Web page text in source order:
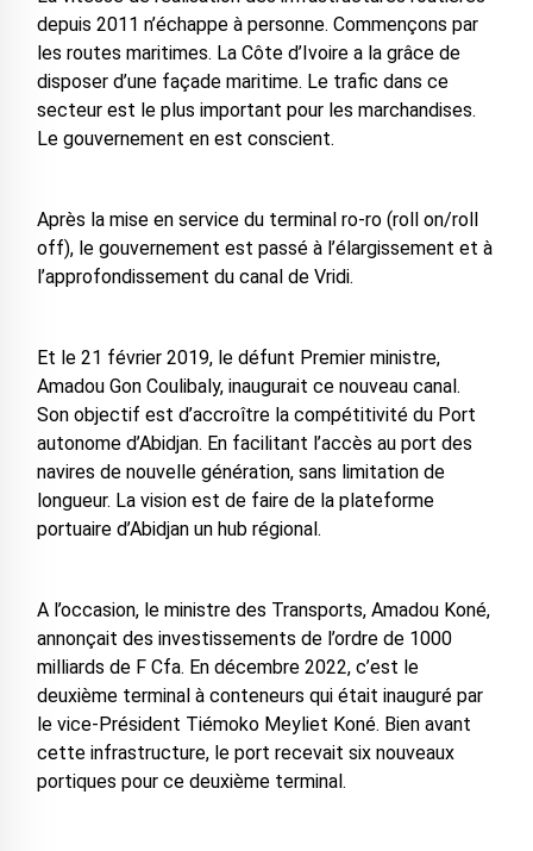
depuis 2011 n’échappe à personne. Commençons par
les routes maritimes. La Côte d’Ivoire a la grâce de
disposer d’une façade maritime. Le trafic dans ce
secteur est le plus important pour les marchandises.
Le gouvernement en est conscient.
Après la mise en service du terminal ro-ro (roll on/roll
off), le gouvernement est passé à l’élargissement et à
l’approfondissement du canal de Vridi.
Et le 21 février 2019, le défunt Premier ministre,
Amadou Gon Coulibaly, inaugurait ce nouveau canal.
Son objectif est d’accroître la compétitivité du Port
autonome d’Abidjan. En facilitant l’accès au port des
navires de nouvelle génération, sans limitation de
longueur. La vision est de faire de la plateforme
portuaire d’Abidjan un hub régional.
A l’occasion, le ministre des Transports, Amadou Koné,
annonçait des investissements de l’ordre de 1000
milliards de F Cfa. En décembre 2022, c’est le
deuxième terminal à conteneurs qui était inauguré par
le vice-Président Tiémoko Meyliet Koné. Bien avant
cette infrastructure, le port recevait six nouveaux
portiques pour ce deuxième terminal.